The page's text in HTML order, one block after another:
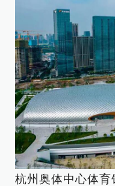
杭州奥体中心体育